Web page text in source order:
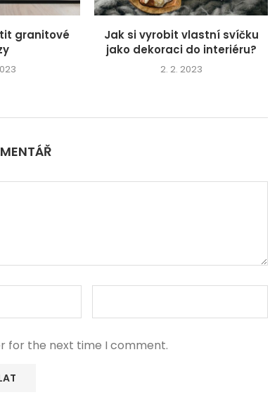
granitové
Jak si vyrobit vlastní svíčku
jako dekoraci do interiéru?
2. 2. 2023
for the next time I comment.